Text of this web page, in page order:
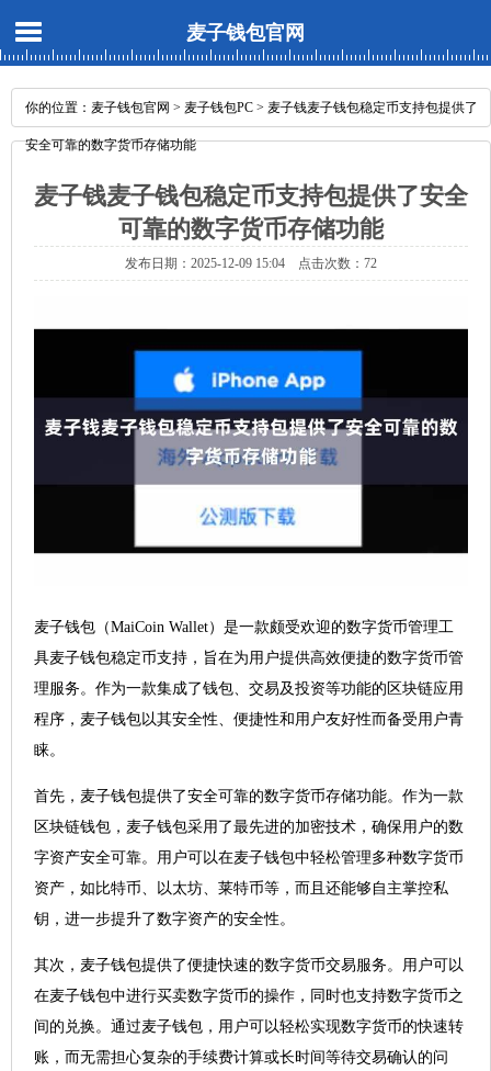
麦子钱包官网
你的位置： 麦子钱包官网 > 麦子钱包PC > 麦子钱麦子钱包稳定币支持包提供了
安全可靠的数字货币存储功能
麦子钱麦子钱包稳定币支持包提供了安全
可靠的数字货币存储功能
发布日期：2025-12-09 15:04 点击次数：72
麦子钱包（MaiCoin Wallet）是一款颇受欢迎的数字货币管理工
具麦子钱包稳定币支持，旨在为用户提供高效便捷的数字货币管
理服务。作为一款集成了钱包、交易及投资等功能的区块链应用
程序，麦子钱包以其安全性、便捷性和用户友好性而备受用户青
睐。
首先，麦子钱包提供了安全可靠的数字货币存储功能。作为一款
区块链钱包，麦子钱包采用了最先进的加密技术，确保用户的数
字资产安全可靠。用户可以在麦子钱包中轻松管理多种数字货币
资产，如比特币、以太坊、莱特币等，而且还能够自主掌控私
钥，进一步提升了数字资产的安全性。
其次，麦子钱包提供了便捷快速的数字货币交易服务。用户可以
在麦子钱包中进行买卖数字货币的操作，同时也支持数字货币之
间的兑换。通过麦子钱包，用户可以轻松实现数字货币的快速转
账，而无需担心复杂的手续费计算或长时间等待交易确认的问